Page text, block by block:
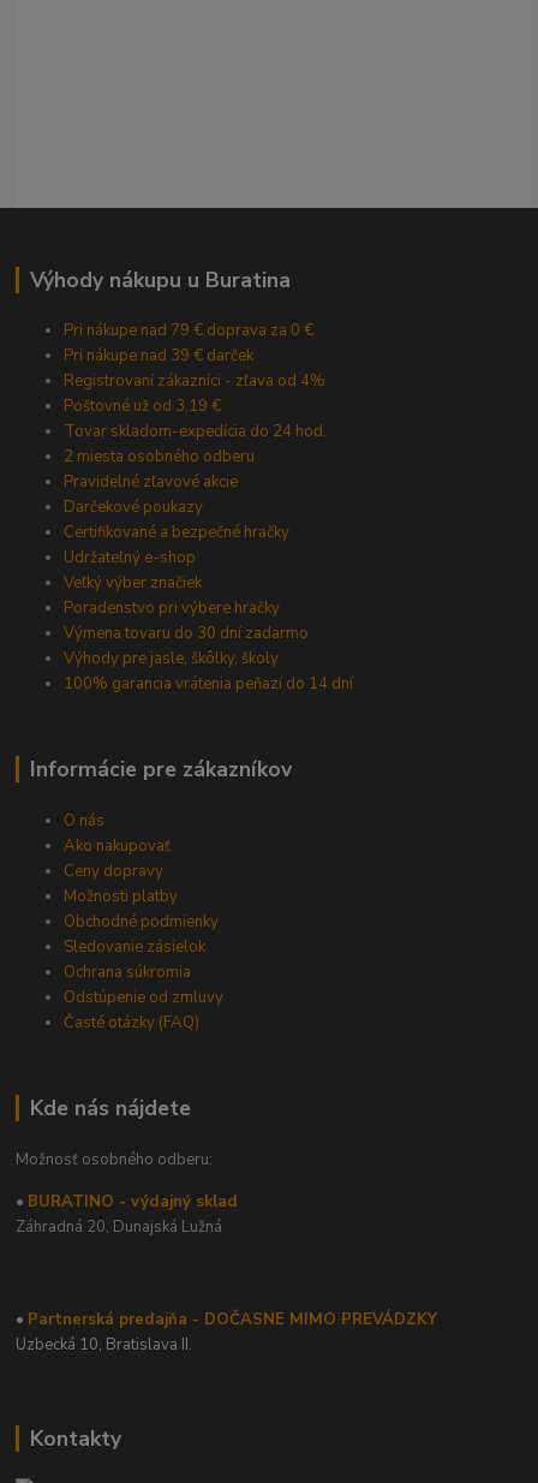
Výhody nákupu u Buratina
Pri nákupe nad 79 € doprava za 0 €
Pri nákupe nad 39 € darček
Registrovaní zákazníci - zľava od 4%
Poštovné už od 3,19 €
Tovar skladom-expedícia do 24 hod.
2 miesta osobného odberu
Pravidelné zľavové akcie
Darčekové poukazy
Certifikované a bezpečné hračky
Udržateľný e-shop
Veľký výber značiek
Poradenstvo pri výbere hračky
Výmena tovaru do 30 dní zadarmo
Výhody pre jasle, škôlky, školy
100% garancia vrátenia peňazí do 14 dní
Informácie pre zákazníkov
O nás
Ako nakupovať
Ceny dopravy
Možnosti platby
Obchodné podmienky
Sledovanie zásielok
Ochrana súkromia
Odstúpenie od zmluvy
Časté otázky (FAQ)
Kde nás nájdete
Možnosť osobného odberu:
• BURATINO - výdajný sklad
Záhradná 20, Dunajská Lužná
• Partnerská predajňa - DOČASNE MIMO PREVÁDZKY
Uzbecká 10, Bratislava II.
Kontakty